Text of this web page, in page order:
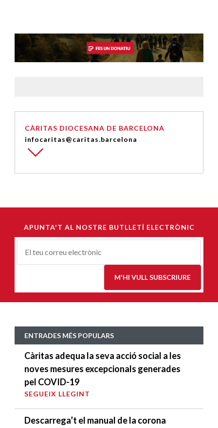
CÀRITAS DIOCESANA DE BARCELONA
infocaritas@caritas.barcelona
APUNTA'T AL NOSTRE BUTLLETÍ ELECTRÒNIC
Correu-
M'HI VULL SUBSCRIURE
ENTRADES MÉS POPULARS
Càritas adequa la seva acció social a les
noves mesures excepcionals generades
pel COVID-19
SEGUEIX LLEGINT
Descarrega’t el manual de la corona